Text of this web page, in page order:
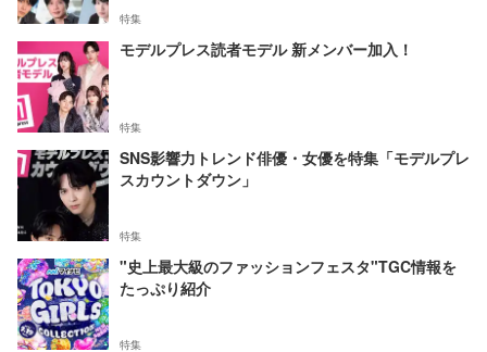
特集
モデルプレス読者モデル 新メンバー加入！
特集
SNS影響力トレンド俳優・女優を特集「モデルプレ
スカウントダウン」
特集
"史上最大級のファッションフェスタ"TGC情報を
たっぷり紹介
特集